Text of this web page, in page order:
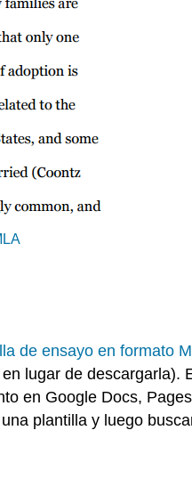
de ensayo en formato
en lugar de descargarla).
en Google Docs,
plantilla y luego